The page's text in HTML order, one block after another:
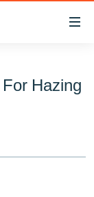
Hazing